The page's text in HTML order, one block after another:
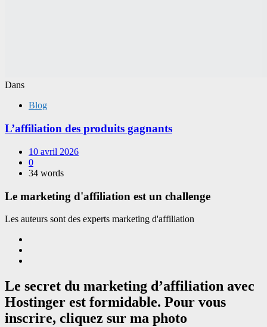
Dans
Blog
L’affiliation des produits gagnants
10 avril 2026
0
34 words
Le marketing d'affiliation est un challenge
Les auteurs sont des experts marketing d'affiliation
Le secret du marketing d’affiliation avec
Hostinger est formidable. Pour vous
inscrire, cliquez sur ma photo